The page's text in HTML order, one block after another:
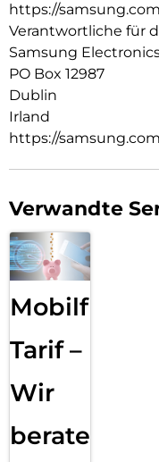
https://samsung.com
Verantwortliche für
Samsung
PO Box 12987
Dublin
Irland
https://samsung.com
Verwandte
Mobilfunk
Tarif –
Wir
beraten